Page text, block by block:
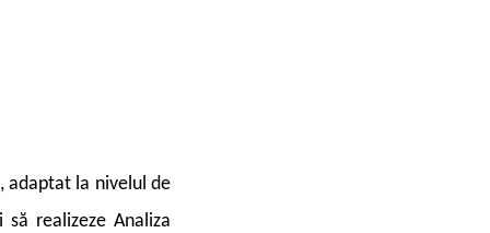
adaptat la nivelul de
realizeze Analiza